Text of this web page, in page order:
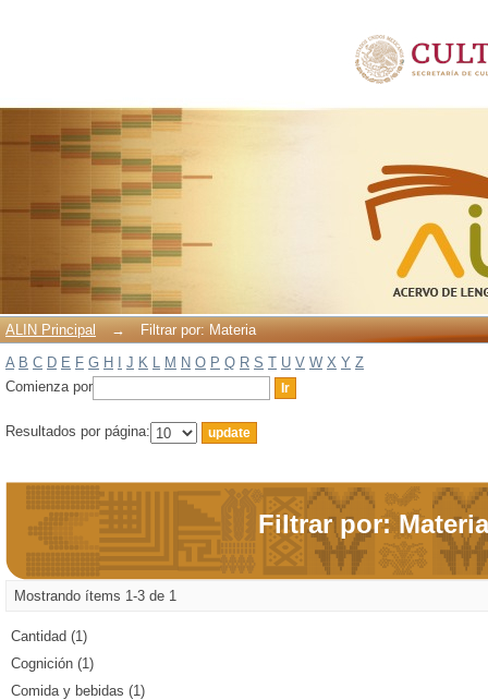
ALIN Principal →
Filtrar por: Materia
A B C D E F G H J K L M N O P Q R S T U V W X Y Z
Comienza por
Resultados por página:
Filtrar por: Materia
Mostrando ítems 1-3 de 1
Cantidad (1)
Cognición (1)
Comida y bebidas (1)